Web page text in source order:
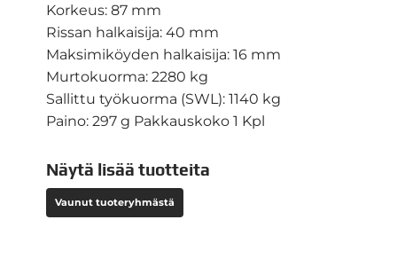
Korkeus: 87 mm
Rissan halkaisija: 40 mm
Maksimiköyden halkaisija: 16 mm
Murtokuorma: 2280 kg
Sallittu työkuorma (SWL): 1140 kg
Paino: 297 g Pakkauskoko 1 Kpl
Näytä lisää tuotteita
Vaunut tuoteryhmästä